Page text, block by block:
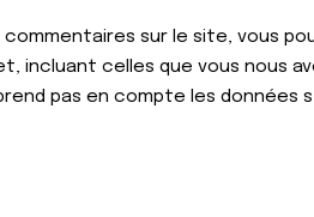
commentaires sur le site, vous
celles que vous nous
pas en compte les données